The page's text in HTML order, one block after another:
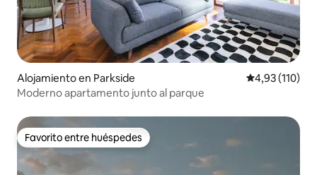
Alojamiento en Parkside Calificación
4,93 (110)
Moderno apartamento junto al parque
Favorito entre huéspedes
Favorito entre huéspedes